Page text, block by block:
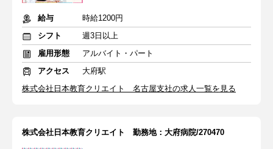
給与
時給1200円
シフト
週3日以上
雇用形態
アルバイト・パート
アクセス
大府駅
株式会社日本教育クリエイト 名古屋支社の求人一覧を見る
株式会社日本教育クリエイト 勤務地：大府病院/270470